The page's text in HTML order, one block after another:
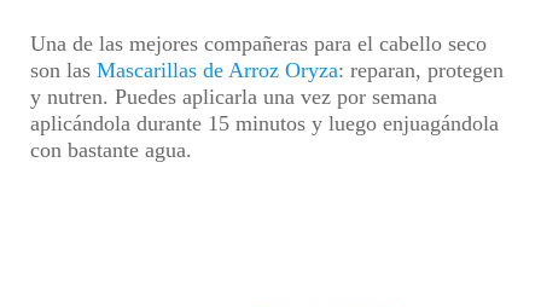
Una de las mejores compañeras para el cabello seco
son las Mascarillas de Arroz Oryza: reparan, protegen
y nutren. Puedes aplicarla una vez por semana
aplicándola durante 15 minutos y luego enjuagándola
con bastante agua.